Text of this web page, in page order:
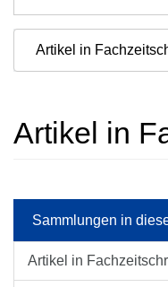
Artikel in
Artikel in
Sammlungen in
Artikel in